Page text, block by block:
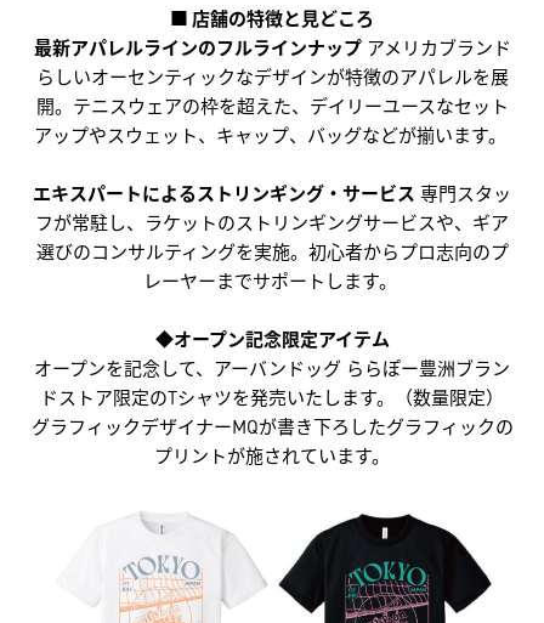
■ 店舗の特徴と見どころ
最新アパレルラインのフルラインナップアメリカブランド
らしいオーセンティックなデザインが特徴のアパレルを展
開。テニスウェアの枠を超えた、デイリーユースなセット
アップやスウェット、キャップ、バッグなどが揃います。
エキスパートによるストリンギング・サービス 専門スタッ
フが常駐し、ラケットのストリンギングサービスや、ギア
選びのコンサルティングを実施。初心者からプロ志向のプ
レーヤーまでサポートします。
◆オープン記念限定アイテム
オープンを記念して、アーバンドッグ ららぽー豊洲ブラン
ドストア限定のTシャツを発売いたします。（数量限定）
グラフィックデザイナーMQが書き下ろしたグラフィックの
プリントが施されています。